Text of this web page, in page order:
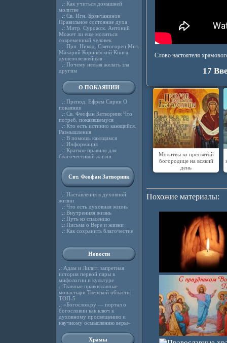
.: Как учиться домашней
молитве
.: Св. Игн. Брянчанинов
Правильное состояние духа
.: Митр. Сурожск. Антоний
Может ли еще молиться
современный человек
.: Прп. Никод. Святогорец Мит.
Макарий Коринфский Книга
душеполезнейшая
.: Почему нельзя желать зла
другим
О ПОКАЯНИИ
.: Препод. Ефрем Сирин О
покаянии
.: Св. Феофан Затворник Что
потреб. покаявшемуся
.: Кто есть истинно кающийся.
Размышления
.: В помощь кающимся
.: Информация
.: Краткое правило для
благочестивой жизни
Свт. Феофан Затворник
.: Наставления в духовной
жизни
.: Что есть духовная жизнь
.: Внутренняя жизнь
.: Путь ко спасению
.: Письма о Вере и жизни
.: Как сохранить благочестие
Новости
.: Адам и Лилит: запретная
история первой пары в
мифологии и культуре
.: Главные православные
монастыри Тверской области:
ТОП-5
.: «Богослов.ру — портал о
богословии как ключ к
духовному просвещению и
научному осмыслению веры»
Храмы
Слово настоятеля
17
Молитвы ко пресвятой
богородице на всякий
день
Похожие материалы: